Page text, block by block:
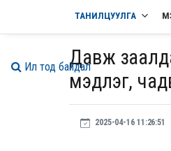
ТАНИЛЦУУЛГА
Давж
мэдлэг,
2025-04-16 11:26:51
Ил тод байдал